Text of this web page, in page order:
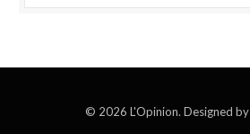
© 2026 L'Opinion. Designed by